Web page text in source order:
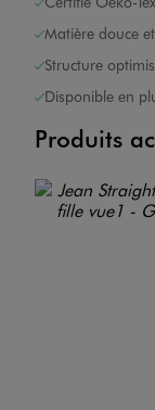
Matière douce
Structure
Disponible en
Produits